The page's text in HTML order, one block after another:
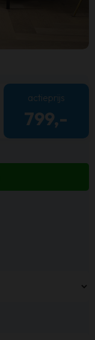
actieprijs
799,-